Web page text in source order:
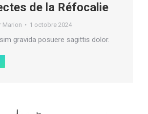
de la Réfocalie
Marion 1 octobre 2024
gravida posuere sagittis dolor.